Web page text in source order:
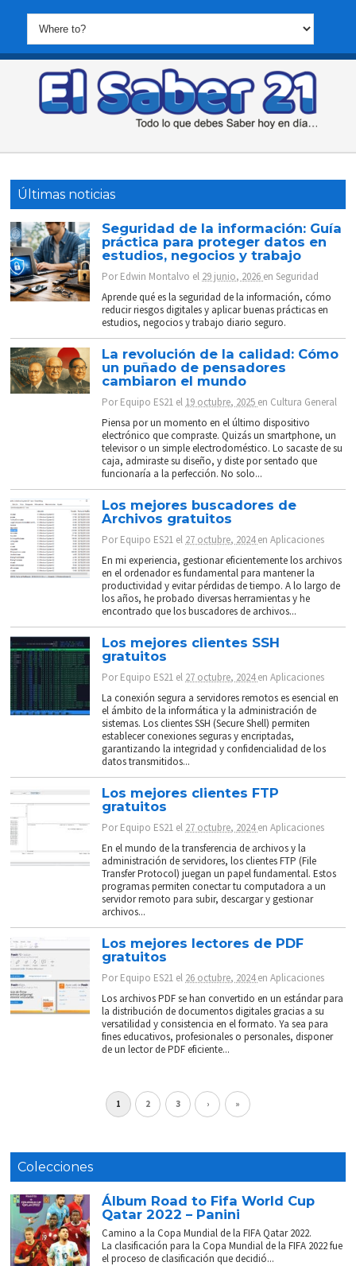
Últimas noticias
Seguridad de la información: Guía
práctica para proteger datos en
estudios, negocios y trabajo
PorEdwin Montalvo el 29 junio, 2026 enSeguridad
Aprende qué es la seguridad de la información, cómo
reducir riesgos digitales y aplicar buenas prácticas en
estudios, negocios y trabajo diario seguro.
La revolución de la calidad: Cómo
un puñado de pensadores
cambiaron el mundo
PorEquipo ES21 el 19 octubre, 2025 en Cultura General
Piensa por un momento en el último dispositivo
electrónico que compraste. Quizás un smartphone, un
televisor o un simple electrodoméstico. Lo sacaste de su
caja, admiraste su diseño, y diste por sentado que
funcionaría a la perfección. No solo...
Los mejores buscadores de
Archivos gratuitos
PorEquipo ES21 el 27 octubre, 2024enAplicaciones
En mi experiencia, gestionar eficientemente los archivos
en el ordenador es fundamental para mantener la
productividad y evitar pérdidas de tiempo. A lo largo de
los años, he probado diversas herramientas y he
encontrado que los buscadores de archivos...
Los mejores clientes SSH
gratuitos
PorEquipo ES21 el 27 octubre, 2024enAplicaciones
La conexión segura a servidores remotos es esencial en
el ámbito de la informática y la administración de
sistemas. Los clientes SSH (Secure Shell) permiten
establecer conexiones seguras y encriptadas,
garantizando la integridad y confidencialidad de los
datos transmitidos...
Los mejores clientes FTP
gratuitos
PorEquipo ES21 el 27 octubre, 2024enAplicaciones
En el mundo de la transferencia de archivos y la
administración de servidores, los clientes FTP (File
Transfer Protocol) juegan un papel fundamental. Estos
programas permiten conectar tu computadora a un
servidor remoto para subir, descargar y gestionar
archivos...
Los mejores lectores de PDF
gratuitos
PorEquipo ES21 el 26 octubre, 2024enAplicaciones
Los archivos PDF se han convertido en un estándar para
la distribución de documentos digitales gracias a su
versatilidad y consistencia en el formato. Ya sea para
fines educativos, profesionales o personales, disponer
de un lector de PDF eficiente...
1 2 3 › »
Colecciones
Álbum Road to Fifa World Cup
Qatar 2022 – Panini
Camino a la Copa Mundial de la FIFA Qatar 2022.
La clasificación para la Copa Mundial de la FIFA 2022 fue
el proceso de clasificación que decidió...